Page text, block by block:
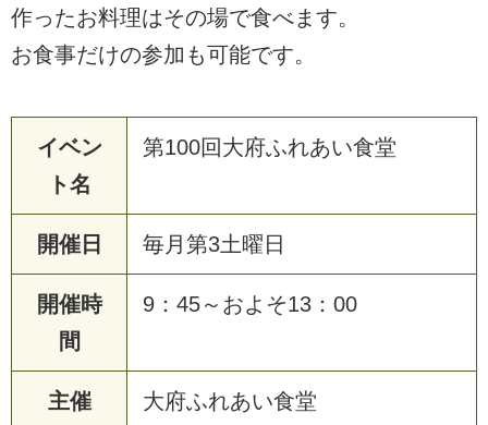
作ったお料理はその場で食べます。
お食事だけの参加も可能です。
イベン
ト名
第100回大府ふれあい食堂
開催日 毎月第3土曜日
開催時
間
9：45～およそ13：00
主催 大府ふれあい食堂